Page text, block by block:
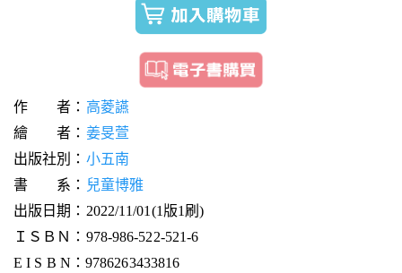
作 者： 高菱讌
繪 者： 姜旻萱
出版社別： 小五南
書 系： 兒童博雅
出版日期：2022/11/01(1版1刷)
ＩＳＢＮ：978-986-522-521-6
E I S B N：9786263433816